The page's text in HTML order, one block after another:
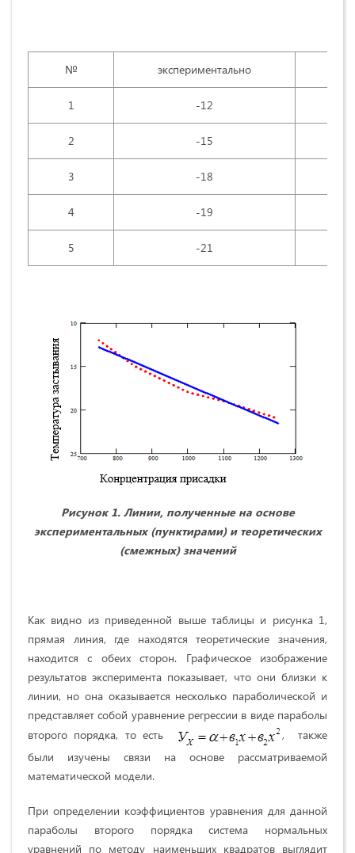
№ экспериментально
1 -12
2 -15
3 -18
4 -19
5 -21
Рисунок 1. Линии, полученные на основе
экспериментальных (пунктирами) и теоретических
(смежных) значений
Как видно из приведенной выше таблицы и рисунка 1,
прямая линия, где находятся теоретические значения,
находится с обеих сторон. Графическое изображение
результатов эксперимента показывает, что они близки к
линии, но она оказывается несколько параболической и
представляет собой уравнение регрессии в виде параболы
второго порядка, то есть
, также
были изучены связи на основе рассматриваемой
математической модели.
При определении коэффициентов уравнения для данной
параболы второго порядка система нормальных
уравнений по методу наименьших квадратов выглядит